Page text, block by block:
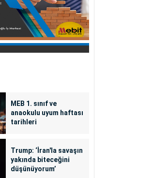
MEB 1. sınıf ve
anaokulu uyum haftası
tarihleri
Trump: ‘İran'la savaşın
yakında biteceğini
düşünüyorum’